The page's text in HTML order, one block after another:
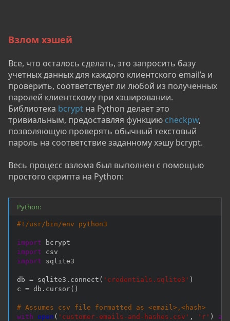
Взлом хэшей
Все, что осталось сделать, это запросить базу
учетных данных для каждого клиентского email’a и
проверить, соответствует ли любой из полученных
паролей клиентскому при хэшировании.
Библиотека bcrypt на Python делает это
тривиальным, предоставляя функцию checkpw,
позволяющую проверять обычный текстовый
пароль на соответствие заданному хэшу bcrypt.
Весь процесс взлома был выполнен с помощью
простого скрипта на Python:
Python:
#!/usr/bin/env python3
import
import
import sqlite3
db = sqlite3 . connect ( 'credentials.sqlite3' )
c = db . cursor( )
# Assumes csv file formatted as <email>,<hash>
with
open ( 'customer-emails-and-hashes.csv' , 'r' ) as